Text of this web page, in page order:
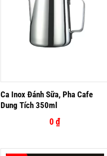
Ca Inox Đánh Sữa, Pha Cafe
Dung Tích 350ml
0₫